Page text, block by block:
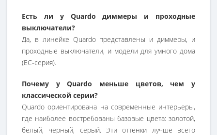
Есть ли у Quardo диммеры и проходные
выключатели?
Да, в линейке Quardo представлены и диммеры, и
проходные выключатели, и модели для умного дома
(EC-серия).
Почему у Quardo меньше цветов, чем у
классической серии?
Quardo ориентирована на современные интерьеры,
где наиболее востребованы базовые цвета: золотой,
белый, чёрный, серый. Эти оттенки лучше всего